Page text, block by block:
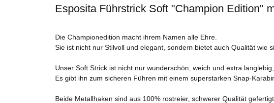
Esposita Führstrick Soft "Champion Edition"
Die Championedition macht ihrem Namen alle Ehre.
Sie ist nicht nur Stilvoll und elegant, sondern bietet auch Qualität wie
Unser Soft Strick ist nicht nur wunderschön, weich und extra
Es gibt ihn zum sicheren Führen mit einem superstarken Snap-
Beide Metallhaken sind aus 100% rostreier, schwerer Qualität